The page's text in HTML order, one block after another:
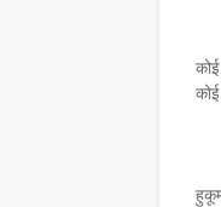
कृति ओढ़नी का